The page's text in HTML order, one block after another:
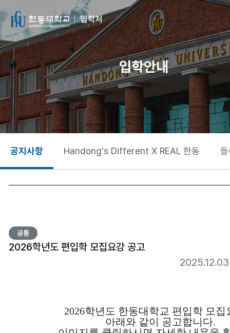
입학안내
공지사항 Handong's Different X REAL 한동
공통
2026학년도 편입학 모집요강 공고
2026학년도 한동대학교 편입학 모집
아래와 같이 공고합니다.